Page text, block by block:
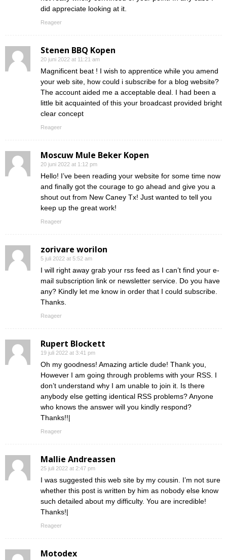
did appreciate looking at it.
Reageer
Stenen BBQ Kopen
20 juni 2022 at 11:21 am
Magnificent beat ! I wish to apprentice while you amend
your web site, how could i subscribe for a blog website?
The account aided me a acceptable deal. I had been a
little bit acquainted of this your broadcast provided bright
clear concept
Reageer
Moscuw Mule Beker Kopen
20 juni 2022 at 1:12 pm
Hello! I’ve been reading your website for some time now
and finally got the courage to go ahead and give you a
shout out from New Caney Tx! Just wanted to tell you
keep up the great work!
Reageer
zorivare worilon
5 juli 2022 at 5:52 am
I will right away grab your rss feed as I can’t find your e-
mail subscription link or newsletter service. Do you have
any? Kindly let me know in order that I could subscribe.
Thanks.
Reageer
Rupert Blockett
19 juli 2022 at 3:41 pm
Oh my goodness! Amazing article dude! Thank you,
However I am going through problems with your RSS. I
don’t understand why I am unable to join it. Is there
anybody else getting identical RSS problems? Anyone
who knows the answer will you kindly respond?
Thanks!!|
Reageer
Mallie Andreassen
25 juli 2022 at 2:47 pm
I was suggested this web site by my cousin. I’m not sure
whether this post is written by him as nobody else know
such detailed about my difficulty. You are incredible!
Thanks!|
Reageer
Motodex